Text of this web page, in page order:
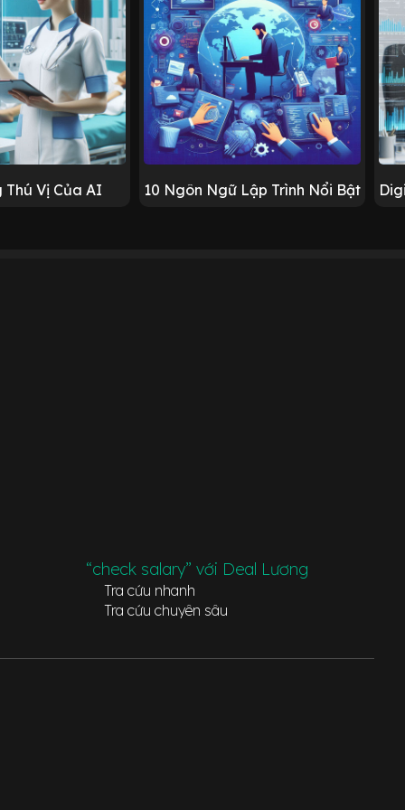
Thú Vị Của AI 10 Ngôn Ngữ Lập Trình Nổi Bật
“check salary” với Deal Lương
Tra cứu nhanh
Tra cứu chuyên sâu